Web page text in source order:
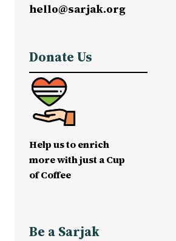
hello@sarjak.org
Donate Us
Help us to enrich
more with just a Cup
of Coffee
Be a Sarjak